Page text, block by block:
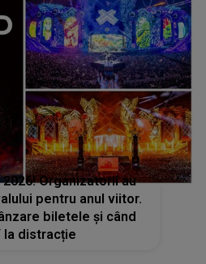
Organizatorii au
pentru anul viitor.
biletele și când
la distracție